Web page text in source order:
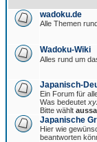
wadoku.de
Alle Themen
Wadoku-Wiki
Alles rund um
Japanisch-
Ein Forum für
Was bedeutet
Bitte wählt
Japanische
Hier wie
beantworten